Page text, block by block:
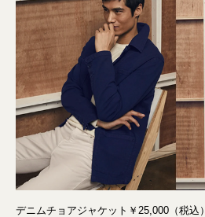
デニムチョアジャケット￥25,000（税込）